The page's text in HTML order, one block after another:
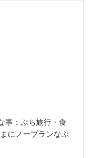
事：ぷち旅行・食
にノープランなぷ